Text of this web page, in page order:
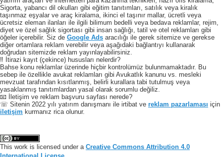
Sigorta, yabancı dil okulları gibi eğitim tanıtımları, satılık veya kiralık
taşınmaz eşyalar ve araç kiralama, ikinci el taşınır mallar, ücretli veya
ücretsiz eleman ilanları ile ilgili bilimum bedelli veya bedava reklamlar, rejim,
diyet ve özel sağlık sigortası gibi insan sağlığı, tatil ve otel reklamları gibi
öğeler içerebilir. Siz de Google Ads aracılığı ile gerek sitemize ve gerekse
diğer ortamlara reklam verebilir veya aşağıdaki bağlantıyı kullanarak
doğrudan sitemizde reklam yayınlayabilirsiniz.
‼️ İtirazi kayıt (çekince) hususları nelerdir?
Bahse konu reklamlar üzerinde hiçbir kontrolümüz bulunmamaktadır. Bu
sebep ile özellikle avukat reklamları gibi Avukatlık kanunu vs. mesleki
mevzuat tarafından kısıtlanmış, belirli kurallara tabi tutulmuş veya
yasaklanmış tanıtımlardan yasal olarak sorumlu değiliz.
📧 İletişim ve reklam başvuru sayfası nerede?
☏ Sitenin 2022 yılı yatırım danışmanı ile irtibat ve reklam pazarlaması için
iletişim kurmanız rica olunur.
This work is licensed under a Creative Commons Attribution 4.0